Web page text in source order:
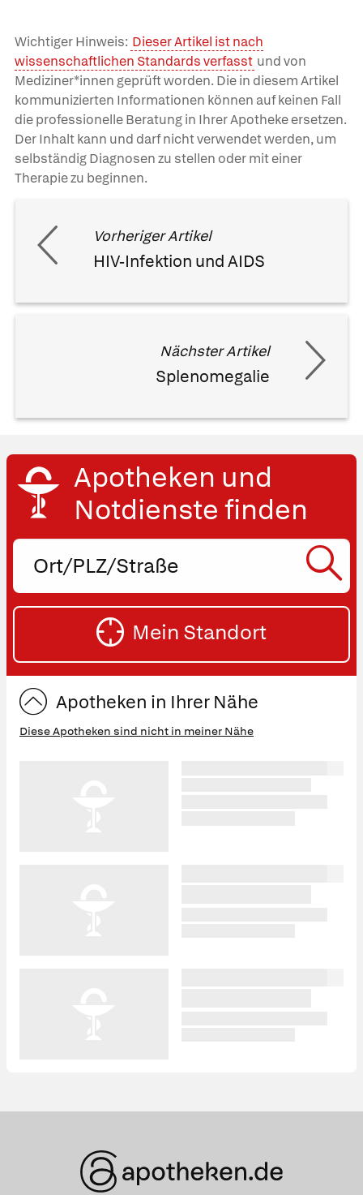
Wichtiger Hinweis: Dieser Artikel ist nach
wissenschaftlichen Standards verfasst und von
Mediziner*innen geprüft worden. Die in diesem Artikel
kommunizierten Informationen können auf keinen Fall
die professionelle Beratung in Ihrer Apotheke ersetzen.
Der Inhalt kann und darf nicht verwendet werden, um
selbständig Diagnosen zu stellen oder mit einer
Therapie zu beginnen.
Vorheriger Artikel
HIV-Infektion und AIDS
Nächster Artikel
Splenomegalie
Apotheken und
Notdienste finden
Ort,
oder
Straße
Mein Standort
Apotheken in Ihrer Nähe
Diese Apotheken sind nicht in meiner Nähe